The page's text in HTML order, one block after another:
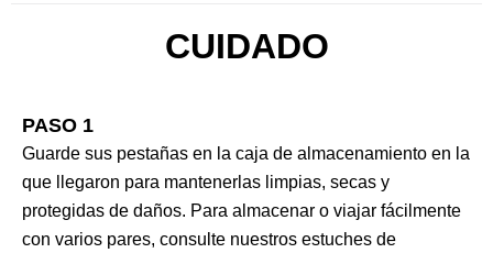
CUIDADO
PASO 1
Guarde sus pestañas en la caja de almacenamiento en la
que llegaron para mantenerlas limpias, secas y
protegidas de daños. Para almacenar o viajar fácilmente
con varios pares, consulte nuestros estuches de